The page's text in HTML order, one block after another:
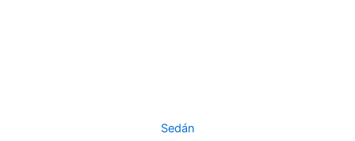
Sedán